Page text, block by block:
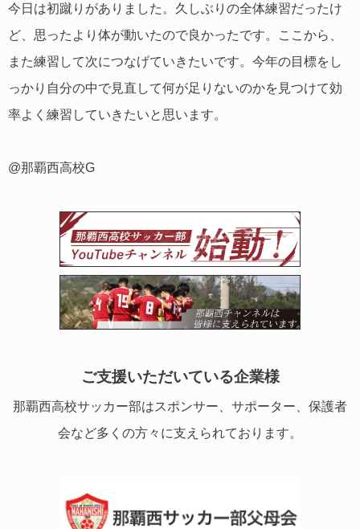
今日は初蹴りがありました。久しぶりの全体練習だったけ
ど、思ったより体が動いたので良かったです。ここから、
また練習して次につなげていきたいです。今年の目標をし
っかり自分の中で見直して何が足りないのかを見つけて効
率よく練習していきたいと思います。
@那覇西高校G
ご支援いただいている企業様
那覇西高校サッカー部はスポンサー、サポーター、保護者
会など多くの方々に支えられております。